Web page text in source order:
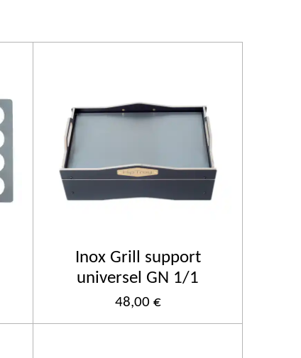
Inox Grill support
universel GN 1/1
48,00 €